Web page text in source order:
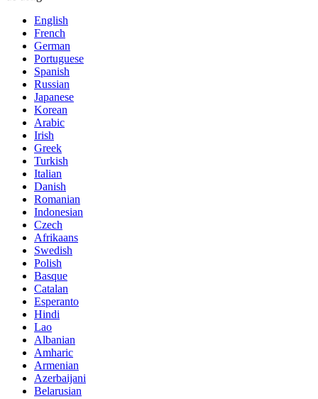
English
French
German
Portuguese
Spanish
Russian
Japanese
Korean
Arabic
Irish
Greek
Turkish
Italian
Danish
Romanian
Indonesian
Czech
Afrikaans
Swedish
Polish
Basque
Catalan
Esperanto
Hindi
Lao
Albanian
Amharic
Armenian
Azerbaijani
Belarusian